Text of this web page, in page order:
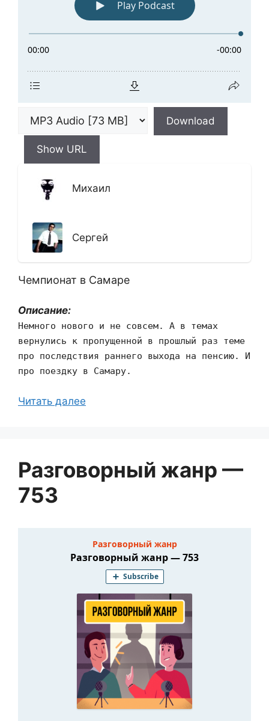
Download
Show URL
Михаил
Сергей
Чемпионат в Самаре
Описание:
Немного нового и не совсем. А в темах
вернулись к пропущенной в прошлый раз теме
про последствия раннего выхода на пенсию. И
про поездку в Самару.
Читать далее
Разговорный жанр —
753